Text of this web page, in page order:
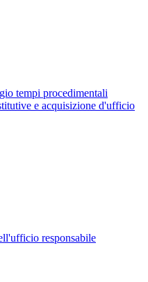
tempi procedimentali
e acquisizione d'ufficio
responsabile